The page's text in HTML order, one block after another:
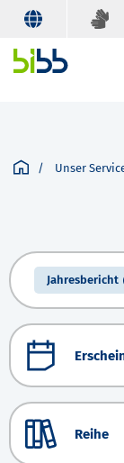
Unser
Jahresbericht
Reihe